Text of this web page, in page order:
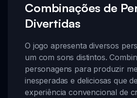
Combinações de
Divertidas
O jogo apresenta diversos
um com sons distintos.
personagens para produzir
inesperadas e deliciosas que
experiência convencional de